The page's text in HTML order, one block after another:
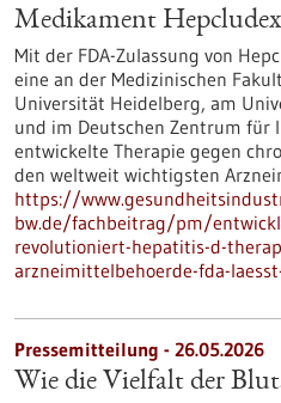
Medikament
Mit der FDA-Zulassung von
eine an der Medizinischen
Universität Heidelberg, am
und im Deutschen Zentrum für
entwickelte Therapie gegen
den weltweit wichtigsten
https://
bw.de/fachbeitrag/pm/
revolutioniert-hepatitis-d-
arzneimittelbehoerde-fda-
Pressemitteilung - 26.05.2026
Wie die Vielfalt der